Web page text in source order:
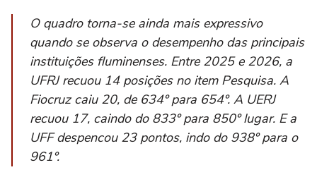
O quadro torna-se ainda mais expressivo
quando se observa o desempenho das principais
instituições fluminenses. Entre 2025 e 2026, a
UFRJ recuou 14 posições no item Pesquisa. A
Fiocruz caiu 20, de 634º para 654º. A UERJ
recuou 17, caindo do 833º para 850º lugar. E a
UFF despencou 23 pontos, indo do 938º para o
961º.